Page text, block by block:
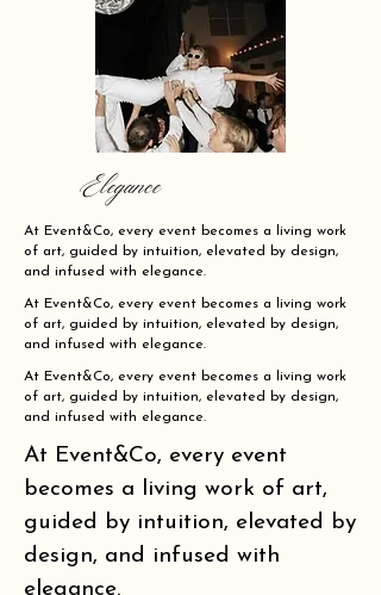
Elegance
At Event&Co, every event becomes a living work
of art, guided by intuition, elevated by design,
and infused with elegance.
At Event&Co, every event becomes a living work
of art, guided by intuition, elevated by design,
and infused with elegance.
At Event&Co, every event becomes a living work
of art, guided by intuition, elevated by design,
and infused with elegance.
At Event&Co, every event
becomes a living work of art,
guided by intuition, elevated by
design, and infused with
elegance.